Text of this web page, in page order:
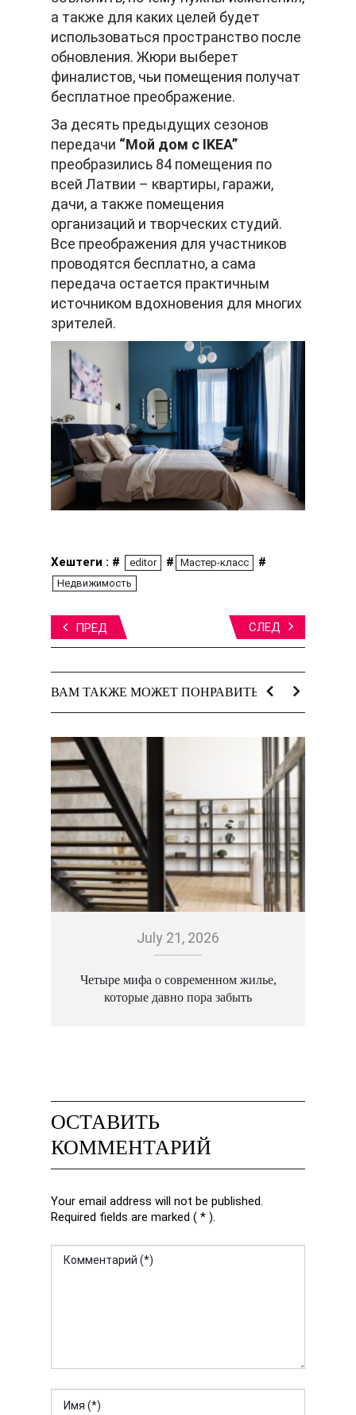
а также для каких целей будет
использоваться пространство после
обновления. Жюри выберет
финалистов, чьи помещения получат
бесплатное преображение.
За десять предыдущих сезонов
передачи “Мой дом с IKEA”
преобразились 84 помещения по
всей Латвии – квартиры, гаражи,
дачи, а также помещения
организаций и творческих студий.
Все преображения для участников
проводятся бесплатно, а сама
передача остается практичным
источником вдохновения для многих
зрителей.
Хештеги : # editor # Мастер-класс #
Недвижимость
ПРЕД СЛЕД
ВАМ ТАКЖЕ МОЖЕТ ПОНРАВИТЬСЯ:
July 21, 2026
Четыре мифа о современном жилье,
которые давно пора забыть
ОСТАВИТЬ
КОММЕНТАРИЙ
Your email address will not be published.
Required fields are marked ( * ).